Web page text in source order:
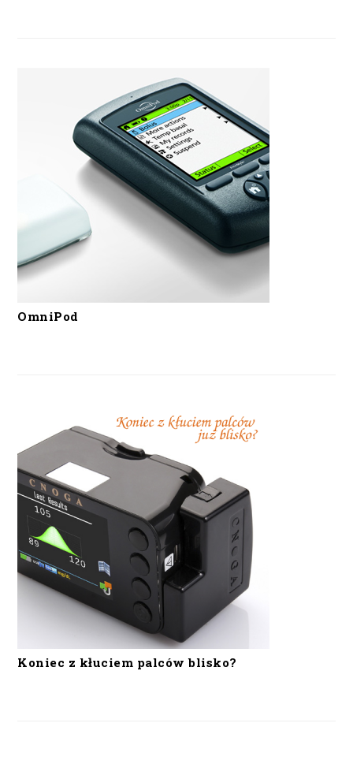
OmniPod
Koniec z kłuciem palców blisko?